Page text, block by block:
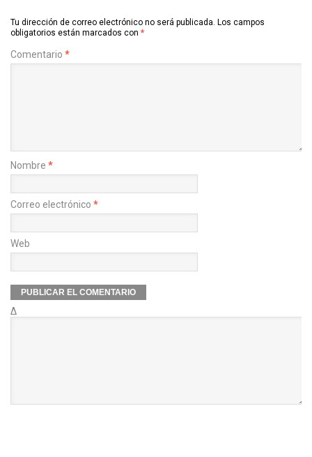
Tu dirección de correo electrónico no será publicada. Los campos
obligatorios están marcados con *
Comentario *
Nombre *
Correo electrónico *
Web
Δ